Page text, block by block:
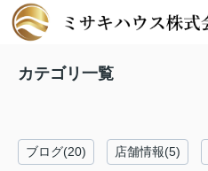
カテゴリ一覧
ブログ(20) 店舗情報(5)